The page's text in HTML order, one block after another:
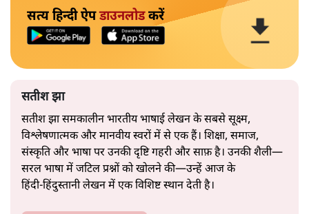
सत्य हिन्दी ऐपडाउनलोडकरें
सतीश झा
सतीश झा समकालीन भारतीय भाषाई लेखन के सबसे सूक्ष्म,
विश्लेषणात्मक और मानवीय स्वरों में से एक हैं। शिक्षा, समाज,
संस्कृति और भाषा पर उनकी दृष्टि गहरी और साफ़ है। उनकी शैली—
सरल भाषा में जटिल प्रश्नों को खोलने की—उन्हें आज के
हिंदी‑हिंदुस्तानी लेखन में एक विशिष्ट स्थान देती है।